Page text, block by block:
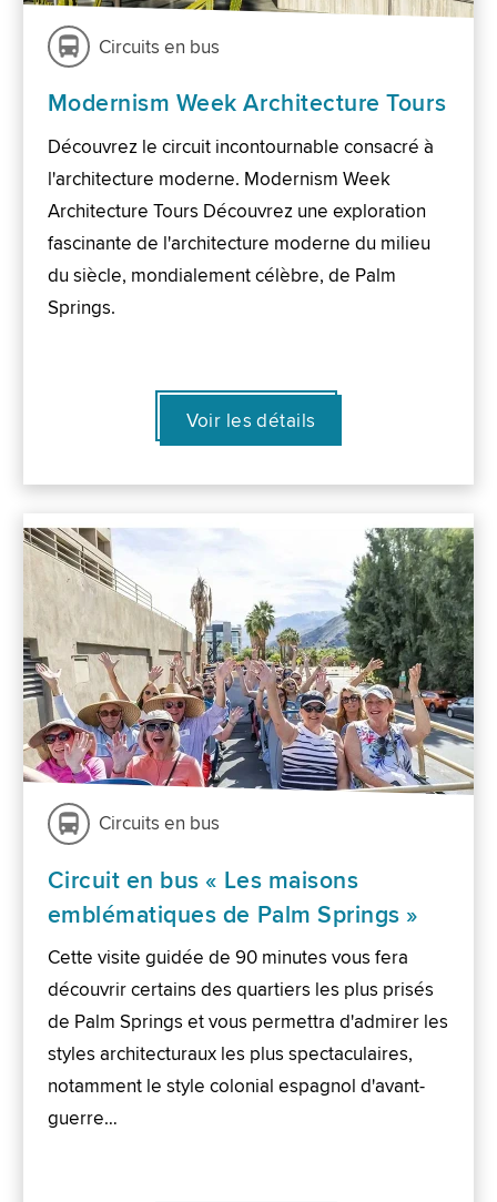
Circuits en bus
Modernism Week Architecture Tours
Découvrez le circuit incontournable consacré à
l'architecture moderne. Modernism Week
Architecture Tours Découvrez une exploration
fascinante de l'architecture moderne du milieu
du siècle, mondialement célèbre, de Palm
Springs.
Voir les détails
Circuits en bus
Circuit en bus « Les maisons
emblématiques de Palm Springs »
Cette visite guidée de 90 minutes vous fera
découvrir certains des quartiers les plus prisés
de Palm Springs et vous permettra d'admirer les
styles architecturaux les plus spectaculaires,
notamment le style colonial espagnol d'avant-
guerre…